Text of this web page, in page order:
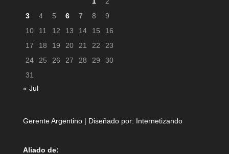
3
4 5 6 7 8
9
10
11 12 13 14 15
16
17
18 19 20 21 22
23
24
25 26 27 28 29
30
31
« Jul
Gerente Argentino | Diseñado por: Internetizando
Aliado de: